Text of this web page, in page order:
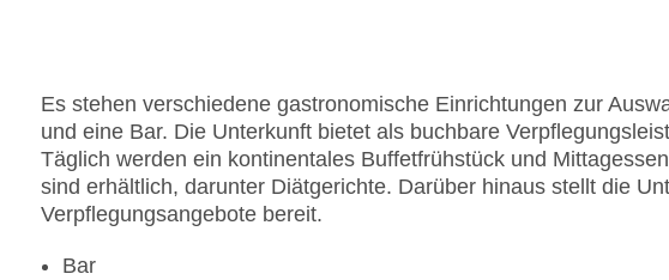
Es stehen verschiedene gastronomische Einrichtungen zur
und eine Bar. Die Unterkunft bietet als buchbare
Täglich werden ein kontinentales Buffetfrühstück und
sind erhältlich, darunter Diätgerichte. Darüber hinaus stellt die
Verpflegungsangebote bereit.
Bar